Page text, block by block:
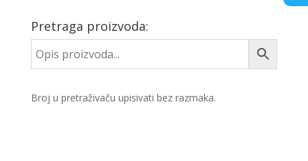
Pretraga proizvoda:
Broj u pretraživaču upisivati bez razmaka.